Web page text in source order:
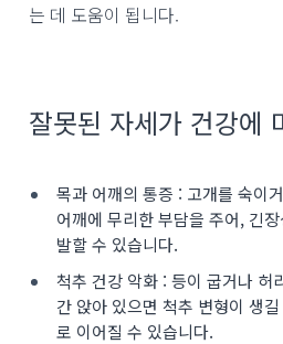
는 데 도움이 됩니다.
잘못된 자세가 건강에
목과 어깨의 통증 : 고개를 숙이
어깨에 무리한 부담을 주어, 긴
발할 수 있습니다.
척추 건강 악화 : 등이 굽거나 허
간 앉아 있으면 척추 변형이 생
로 이어질 수 있습니다.